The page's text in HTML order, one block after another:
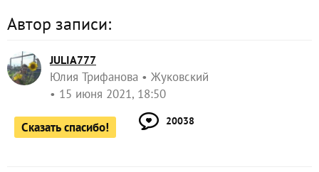
Автор записи:
JULIA777
Юлия Трифанова
Жуковский
15 июня 2021, 18:50
Сказать спасибо! 20038